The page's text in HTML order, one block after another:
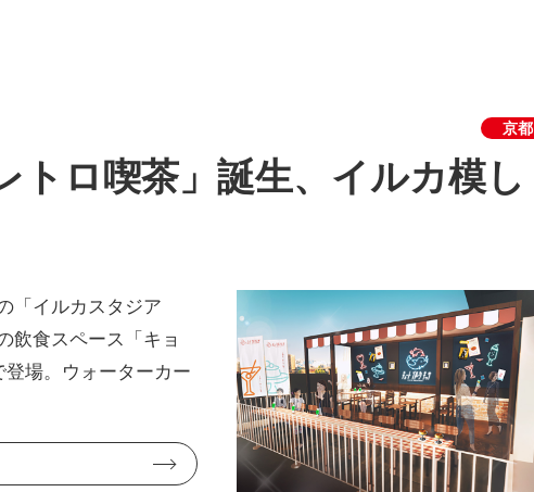
京都
トロ喫茶」誕生、イルカ模し
「イルカスタジア
飲食スペース「キョ
場。ウォーターカー